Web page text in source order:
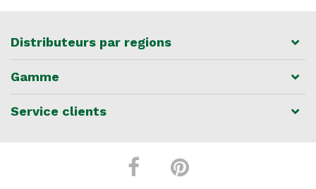
Distributeurs par regions
Gamme
Service clients